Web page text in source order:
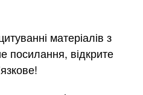
матеріалів з
посилання, відкрите